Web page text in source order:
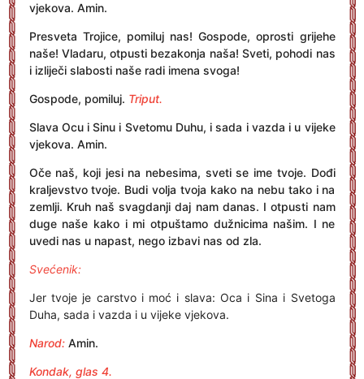
vjekova. Amin.
Presveta Trojice, pomiluj nas! Gospode, oprosti grijehe
naše! Vladaru, otpusti bezakonja naša! Sveti, pohodi nas
i izliječi slabosti naše radi imena svoga!
Gospode, pomiluj. Triput.
Slava Ocu i Sinu i Svetomu Duhu, i sada i vazda i u vijeke
vjekova. Amin.
Oče naš, koji jesi na nebesima, sveti se ime tvoje. Dođi
kraljevstvo tvoje. Budi volja tvoja kako na nebu tako i na
zemlji. Kruh naš svagdanji daj nam danas. I otpusti nam
duge naše kako i mi otpuštamo dužnicima našim. I ne
uvedi nas u napast, nego izbavi nas od zla.
Svećenik:
Jer tvoje je carstvo i moć i slava: Oca i Sina i Svetoga
Duha, sada i vazda i u vijeke vjekova.
Narod: Amin.
Kondak, glas 4.